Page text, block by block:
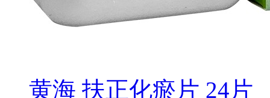
黄海 扶正化瘀片 24片